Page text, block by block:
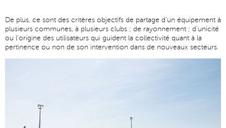
De plus, ce sont des critères objectifs de partage d'un équipement à
plusieurs communes, à plusieurs clubs ; de rayonnement ; d'unicité
ou l'origine des utilisateurs qui guident la collectivité quant à la
pertinence ou non de son intervention dans de nouveaux secteurs.